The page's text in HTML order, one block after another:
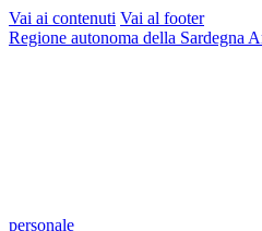
Vai ai contenuti Vai al footer
Regione autonoma della Sardegna
personale